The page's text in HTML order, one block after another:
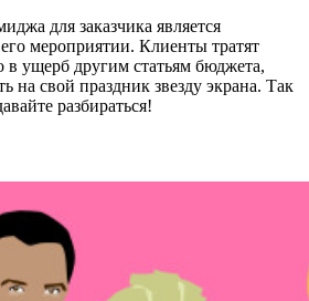
для заказчика является
мероприятии. Клиенты тратят
в ущерб другим статьям бюджета,
на свой праздник звезду экрана. Так
разбираться!